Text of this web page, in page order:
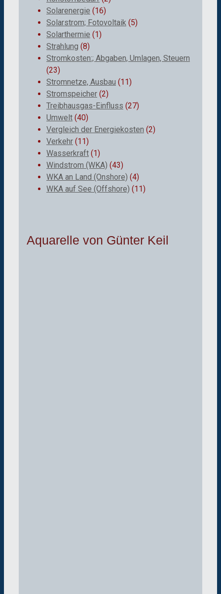
Solarenergie (16)
Solarstrom; Fotovoltaik (5)
Solarthermie (1)
Strahlung (8)
Stromkosten:; Abgaben, Umlagen, Steuern
(23)
Stromnetze, Ausbau (11)
Stromspeicher (2)
Treibhausgas-Einfluss (27)
Umwelt (40)
Vergleich der Energiekosten (2)
Verkehr (11)
Wasserkraft (1)
Windstrom (WKA) (43)
WKA an Land (Onshore) (4)
WKA auf See (Offshore) (11)
Aquarelle von Günter Keil